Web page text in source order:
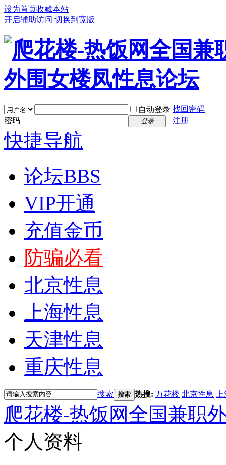
设为首页收藏本站
开启辅助访问 切换到宽版
自动登录 找回密码
密码
登录 注册
快捷导航
论坛BBS
VIP开通
充值金币
防骗必看
北京性息
上海性息
天津性息
重庆性息
搜索 搜索 热搜: 万花楼 北京性息
爬花楼-热饭网全国兼职
个人资料